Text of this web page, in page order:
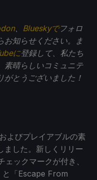
、 Blueskyでフォロ
お知らせください。ま
に登録して、私たち
素晴らしいコミュニテ
がとうございました！
よびプレイアブルの素
ました。新しくリリー
ックマークが付き、
「Escape From